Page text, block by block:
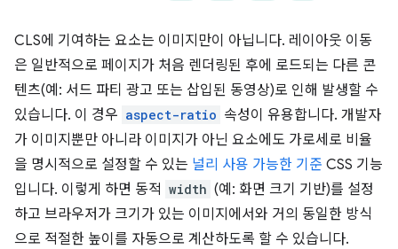
CLS에 기여하는 요소는 이미지만이 아닙니다. 레이아웃 이동
은 일반적으로 페이지가 처음 렌더링된 후에 로드되는 다른 콘
텐츠(예: 서드 파티 광고 또는 삽입된 동영상)로 인해 발생할 수
있습니다. 이 경우 aspect-ratio 속성이 유용합니다. 개발자
가 이미지뿐만 아니라 이미지가 아닌 요소에도 가로세로 비율
을 명시적으로 설정할 수 있는 널리 사용 가능한 기준 CSS 기능
입니다. 이렇게 하면 동적 width (예: 화면 크기 기반)를 설정
하고 브라우저가 크기가 있는 이미지에서와 거의 동일한 방식
으로 적절한 높이를 자동으로 계산하도록 할 수 있습니다.